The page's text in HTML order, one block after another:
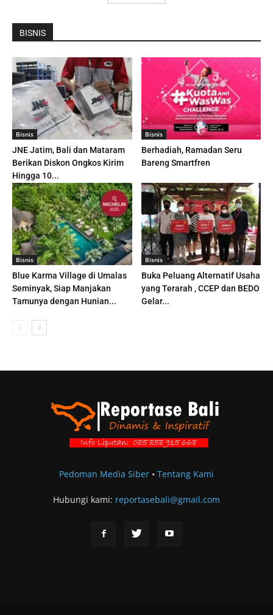
BISNIS
Bisnis
JNE Jatim, Bali dan Mataram
Berikan Diskon Ongkos Kirim
Hingga 10...
Bisnis
Berhadiah, Ramadan Seru
Bareng Smartfren
Bisnis
Blue Karma Village di Umalas
Seminyak, Siap Manjakan
Tamunya dengan Hunian...
Bisnis
Buka Peluang Alternatif Usaha
yang Terarah , CCEP dan BEDO
Gelar...
Pedoman Media Siber• Tentang Kami
Hubungi kami: reportasebali@gmail.com